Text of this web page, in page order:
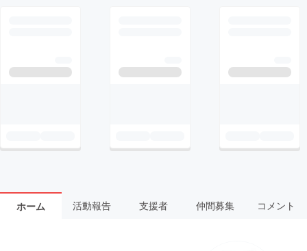
ホーム 活動報告 支援者 仲間募集 コメント